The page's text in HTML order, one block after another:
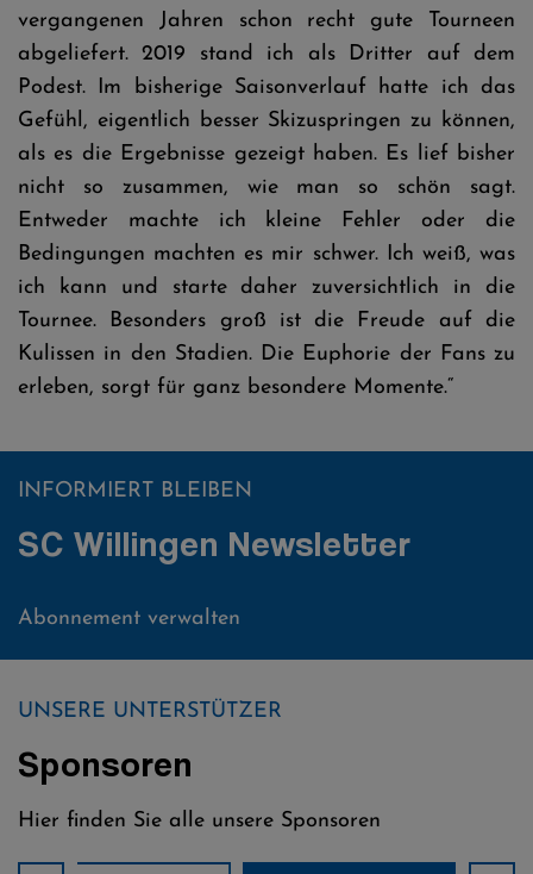
vergangenen Jahren schon recht gute Tourneen
abgeliefert. 2019 stand ich als Dritter auf dem
Podest. Im bisherige Saisonverlauf hatte ich das
Gefühl, eigentlich besser Skizuspringen zu können,
als es die Ergebnisse gezeigt haben. Es lief bisher
nicht so zusammen, wie man so schön sagt.
Entweder machte ich kleine Fehler oder die
Bedingungen machten es mir schwer. Ich weiß, was
ich kann und starte daher zuversichtlich in die
Tournee. Besonders groß ist die Freude auf die
Kulissen in den Stadien. Die Euphorie der Fans zu
erleben, sorgt für ganz besondere Momente.“
INFORMIERT BLEIBEN
SC Willingen Newsletter
Abonnement verwalten
UNSERE UNTERSTÜTZER
Sponsoren
Hier finden Sie alle unsere Sponsoren